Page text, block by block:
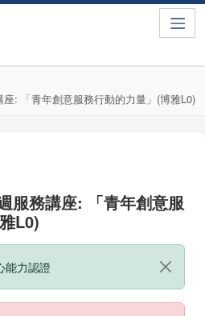
: 「青年創意服務行動的力量」(博雅L0)
服務講座: 「青年創意服
L0)
能力認證